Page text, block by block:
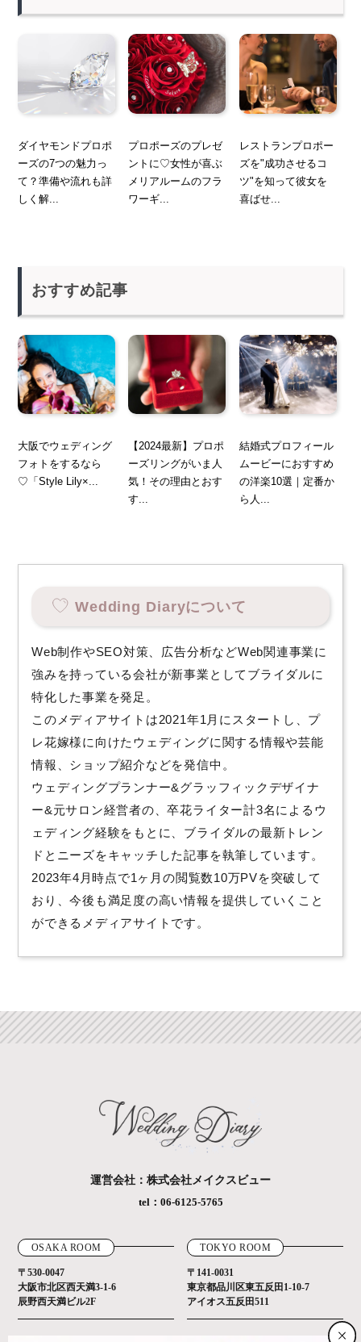
ダイヤモンドプロポ
ーズの7つの魅力っ
て？準備や流れも詳
しく解...
プロポーズのプレゼ
ントに♡女性が喜ぶ
メリアルームのフラ
ワーギ...
レストランプロポー
ズを"成功させるコ
ツ"を知って彼女を
喜ばせ...
おすすめ記事
大阪でウェディング
フォトをするなら
♡「Style Lily×...
【2024最新】プロポ
ーズリングがいま人
気！その理由とおす
す...
結婚式プロフィール
ムービーにおすすめ
の洋楽10選｜定番か
ら人...
Wedding Diaryについて
Web制作やSEO対策、広告分析などWeb関連事業に
強みを持っている会社が新事業としてブライダルに
特化した事業を発足。
このメディアサイトは2021年1月にスタートし、プ
レ花嫁様に向けたウェディングに関する情報や芸能
情報、ショップ紹介などを発信中。
ウェディングプランナー&グラッフィックデザイナ
ー&元サロン経営者の、卒花ライター計3名によるウ
ェディング経験をもとに、ブライダルの最新トレン
ドとニーズをキャッチした記事を執筆しています。
2023年4月時点で1ヶ月の閲覧数10万PVを突破して
おり、今後も満足度の高い情報を提供していくこと
ができるメディアサイトです。
運営会社：株式会社メイクスビュー
tel：06-6125-5765
OSAKA ROOM
〒530-0047
大阪市北区西天満3-1-6
辰野西天満ビル2F
TOKYO ROOM
〒141-0031
東京都品川区東五反田1-10-7
アイオス五反田511